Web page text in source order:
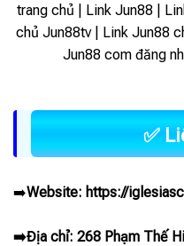
trang chủ | Link Jun88 |
chủ Jun88tv | Link Jun88
Jun88 com đăng
✅
➡️Website: https://
➡️Địa chỉ: 268 Phạm Thế